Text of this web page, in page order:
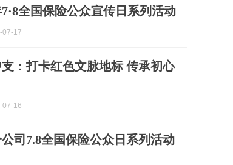
全国保险公众宣传日系列活动
07-17
：打卡红色文脉地标 传承初心
07-16
司7.8全国保险公众日系列活动